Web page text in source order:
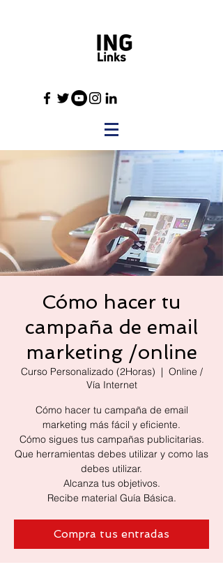
Cómo hacer tu
campaña de email
marketing /online
Curso Personalizado (2Horas)
  |
Online /
Vía Internet
Cómo hacer tu campaña de email
marketing más fácil y eficiente.
Cómo sigues tus campañas publicitarias.
Que herramientas debes utilizar y como las
debes utilizar.
Alcanza tus objetivos.
Recibe material Guía Básica.
Compra tus entradas